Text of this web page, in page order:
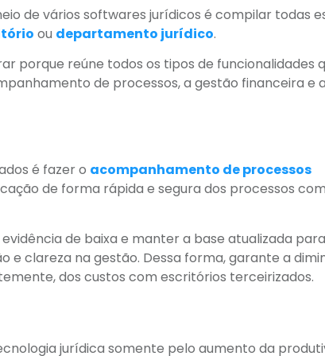
de vários softwares jurídicos é compilar todas
ou departamento jurídico.
porque reúne todos os tipos de funcionalidades
de processos, a gestão financeira e a
é fazer o acompanhamento de processos
de forma rápida e segura dos processos com
de baixa e manter a base atualizada para
e clareza na gestão. Dessa forma, garante a
dos custos com escritórios terceirizados.
jurídica somente pelo aumento da